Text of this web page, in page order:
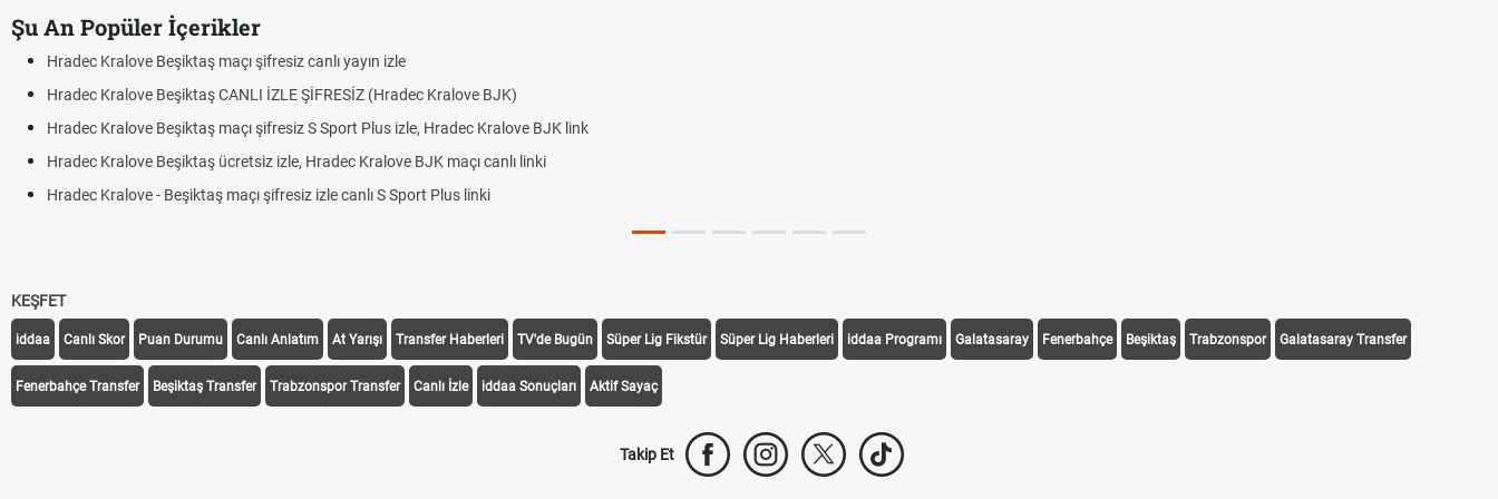
Şu An Popüler İçerikler
Hradec Kralove Beşiktaş maçı şifresiz canlı yayın izle
Hradec Kralove Beşiktaş CANLI İZLE ŞİFRESİZ (Hradec Kralove BJK)
Hradec Kralove Beşiktaş maçı şifresiz S Sport Plus izle, Hradec Kralove BJK link
Hradec Kralove Beşiktaş ücretsiz izle, Hradec Kralove BJK maçı canlı linki
Hradec Kralove - Beşiktaş maçı şifresiz izle canlı S Sport Plus linki
KEŞFET
iddaa Canlı Skor Puan Durumu Canlı Anlatım At Yarışı Transfer Haberleri TV'de Bugün Süper Lig Fikstür Süper Lig Haberleri iddaa Programı Galatasaray Fenerbahçe Beşiktaş Trabzonspor Galatasaray Transfer
Fenerbahçe Transfer Beşiktaş Transfer Trabzonspor Transfer Canlı İzle iddaa Sonuçları Aktif Sayaç
Takip Et